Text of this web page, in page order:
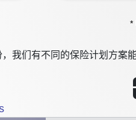
*
我们有不同的保险计划方案